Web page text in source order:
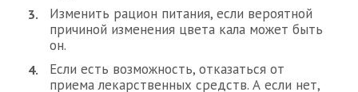
Изменить рацион питания, если вероятной
причиной изменения цвета кала может быть
он.
Если есть возможность, отказаться от
приема лекарственных средств. А если нет,